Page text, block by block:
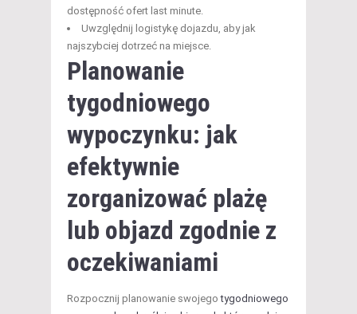
dostępność ofert last minute.
Uwzględnij logistykę dojazdu, aby jak
najszybciej dotrzeć na miejsce.
Planowanie
tygodniowego
wypoczynku: jak
efektywnie
zorganizować plażę
lub objazd zgodnie z
oczekiwaniami
Rozpocznij planowanie swojegotygodniowego